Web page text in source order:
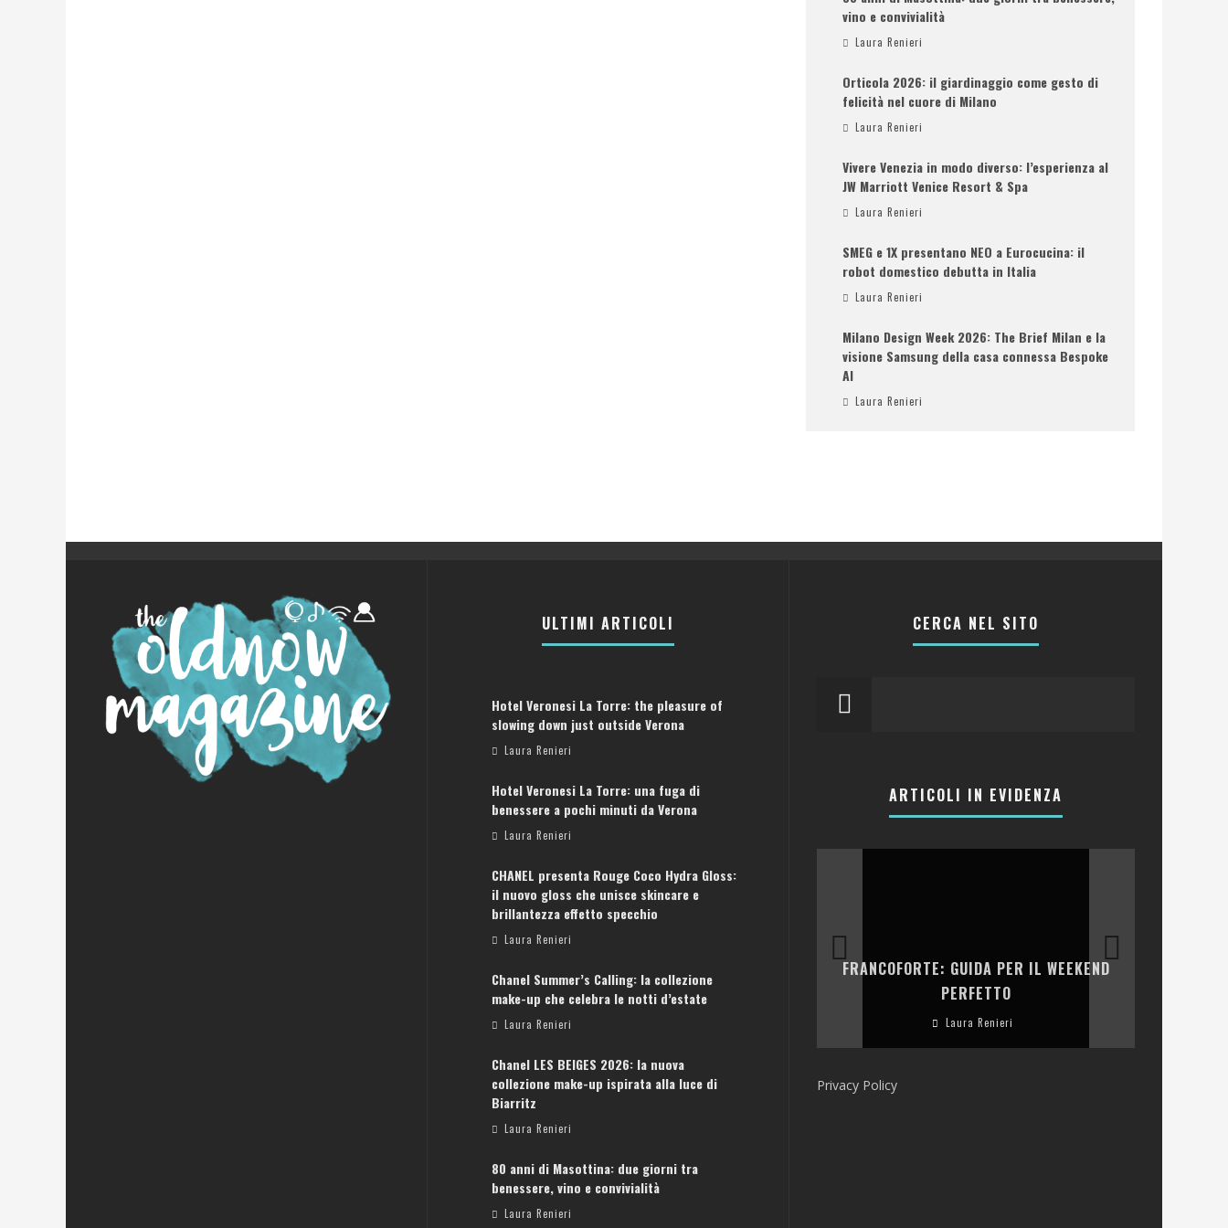
vino e convivialità
Laura Renieri
Orticola 2026: il giardinaggio come gesto di
felicità nel cuore di Milano
Laura Renieri
Vivere Venezia in modo diverso: l’esperienza al
JW Marriott Venice Resort & Spa
Laura Renieri
SMEG e 1X presentano NEO a Eurocucina: il
robot domestico debutta in Italia
Laura Renieri
Milano Design Week 2026: The Brief Milan e la
visione Samsung della casa connessa Bespoke
AI
Laura Renieri
ULTIMI ARTICOLI
Hotel Veronesi La Torre: the pleasure of
slowing down just outside Verona
Laura Renieri
Hotel Veronesi La Torre: una fuga di
benessere a pochi minuti da Verona
Laura Renieri
CHANEL presenta Rouge Coco Hydra Gloss:
il nuovo gloss che unisce skincare e
brillantezza effetto specchio
Laura Renieri
Chanel Summer’s Calling: la collezione
make-up che celebra le notti d’estate
Laura Renieri
Chanel LES BEIGES 2026: la nuova
collezione make-up ispirata alla luce di
Biarritz
Laura Renieri
80 anni di Masottina: due giorni tra
benessere, vino e convivialità
Laura Renieri
CERCA NEL SITO
ARTICOLI IN EVIDENZA
ATENE: GUIDA PER IL WEEKEND PERFETTO
FRANCOFORTE: GUIDA PER IL WEEKEND
PERFETTO
Laura Renieri
Privacy Policy